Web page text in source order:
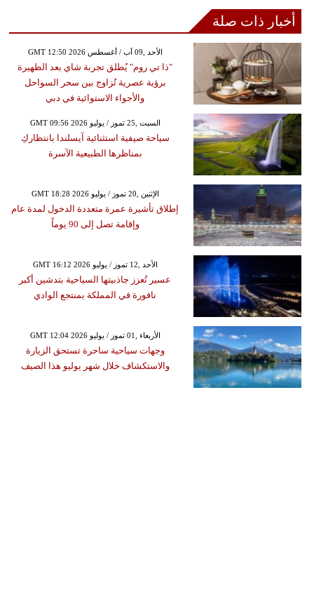
أخبار ذات صلة
GMT 12:50 2026 الأحد ,09 آب / أغسطس
"ذا تي روم" يُطلق تجربة شاي بعد الظهيرة
برؤية عصرية تُزاوج بين سحر السواحل
والأجواء الاستوائية في دبي
GMT 09:56 2026 السبت ,25 تموز / يوليو
سياحة صيفية استثنائية آيسلندا بانتظاركِ
بمناظرها الطبيعية الآسرة
GMT 18:28 2026 الإثنين ,20 تموز / يوليو
إطلاق تأشيرة عمرة متعددة الدخول لمدة عام
وإقامة تصل إلى 90 يوماً
GMT 16:12 2026 الأحد ,12 تموز / يوليو
عسير تُعزز جاذبيتها السياحية بتدشين أكبر
نافورة في المملكة بمنتجع الوادي
GMT 12:04 2026 الأربعاء ,01 تموز / يوليو
وجهات سياحية ساحرة تستحق الزيارة
والاستكشاف خلال شهر يوليو هذا الصيف